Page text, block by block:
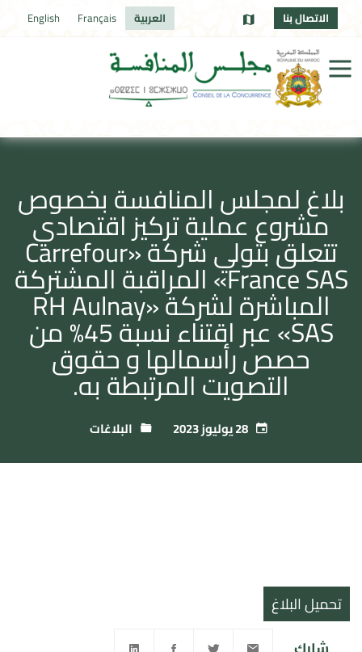
الاتصال بنا العربية Français
English
بلاغ لمجلس المنافسة بخصوص
مشروع عملية تركيز اقتصادي
تتعلق بتولي شركة «Carrefour
France SAS» المراقبة المشتركة
المباشرة لشركة «RH Aulnay
SAS» عبر اقتناء نسبة 45% من
حصص رأسمالها و حقوق
التصويت المرتبطة به.
28 يوليوز 2023 البلاغات
تحميل البلاغ